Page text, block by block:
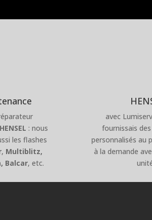
HENSEL : nous
les flashes
, Multiblitz,
Balcar, etc.
avec
fournissais
personnalisés au
à la demande